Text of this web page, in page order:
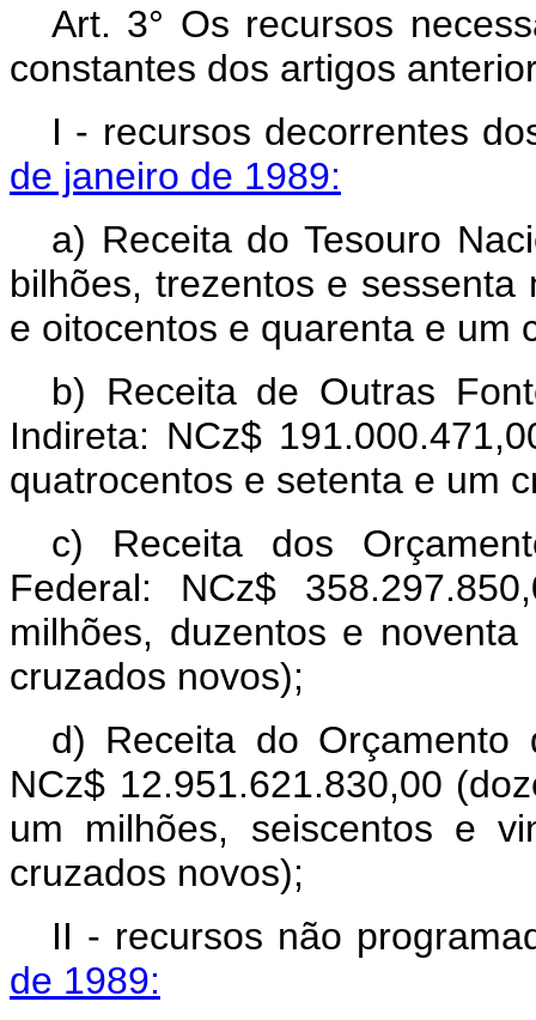
Art. 3° Os recursos
constantes dos artigos
I - recursos decorrentes
de janeiro de 1989:
a) Receita do Tesouro
bilhões, trezentos e
e oitocentos e quarenta e um
b) Receita de Outras
Indireta: NCz$
quatrocentos e setenta e um
c) Receita dos
Federal: NCz$
milhões, duzentos e
cruzados novos);
d) Receita do Orçamento
NCz$ 12.951.621.830,00
um milhões, seiscentos e
cruzados novos);
II - recursos não
de 1989: